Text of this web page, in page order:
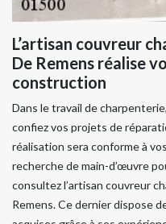
L’artisan couvreur
De Remens réalise
construction
Dans le travail de
confiez vos projets de
réalisation sera conforme à
recherche de main-d’œuvre
consultez l’artisan couvreur
Remens. Ce dernier dispose